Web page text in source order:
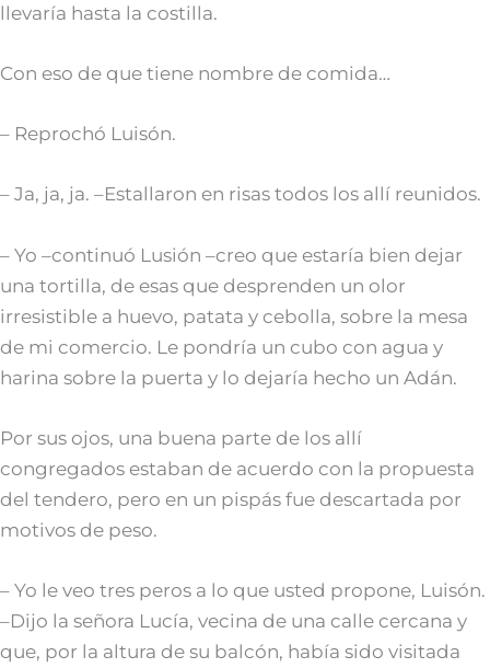
llevaría hasta la costilla.
Con eso de que tiene nombre de comida…
– Reprochó Luisón.
– Ja, ja, ja. –Estallaron en risas todos los allí reunidos.
– Yo –continuó Lusión –creo que estaría bien dejar
una tortilla, de esas que desprenden un olor
irresistible a huevo, patata y cebolla, sobre la mesa
de mi comercio. Le pondría un cubo con agua y
harina sobre la puerta y lo dejaría hecho un Adán.
Por sus ojos, una buena parte de los allí
congregados estaban de acuerdo con la propuesta
del tendero, pero en un pispás fue descartada por
motivos de peso.
– Yo le veo tres peros a lo que usted propone, Luisón.
–Dijo la señora Lucía, vecina de una calle cercana y
que, por la altura de su balcón, había sido visitada